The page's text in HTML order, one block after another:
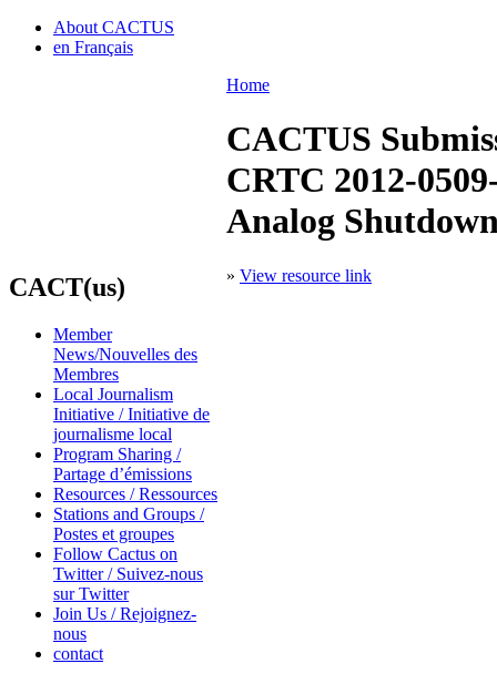
About CACTUS
en Français
CACT(us)
Member
News/Nouvelles des
Membres
Local Journalism
Initiative / Initiative de
journalisme local
Program Sharing /
Partage d’émissions
Resources / Ressources
Stations and Groups /
Postes et groupes
Follow Cactus on
Twitter / Suivez-nous
sur Twitter
Join Us / Rejoignez-
nous
contact
Home
CACTUS
CRTC 2012-
Analog
» View resource link